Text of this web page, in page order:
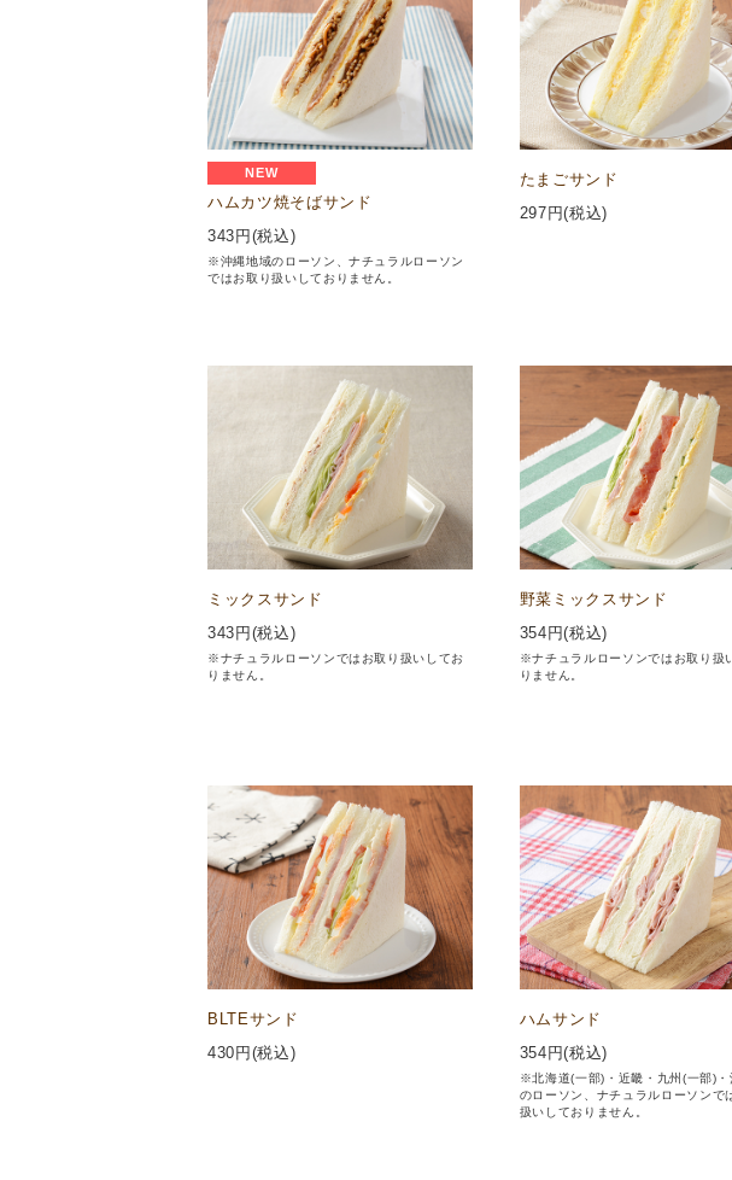
NEW
ハムカツ焼そばサンド
343 円(税込)
※沖縄地域のローソン、ナチュラルローソン
ではお取り扱いしておりません。
たまごサンド
297 円(税込)
ミックスサンド
343 円(税込)
※ナチュラルローソンではお取り扱いしてお
りません。
野菜ミックスサンド
354 円(税込)
※ナチュラルローソンではお取り扱
りません。
BLTEサンド
430 円(税込)
ハムサンド
354 円(税込)
※北海道(一部)・近畿・九州(一部)・
のローソン、ナチュラルローソンで
扱いしておりません。